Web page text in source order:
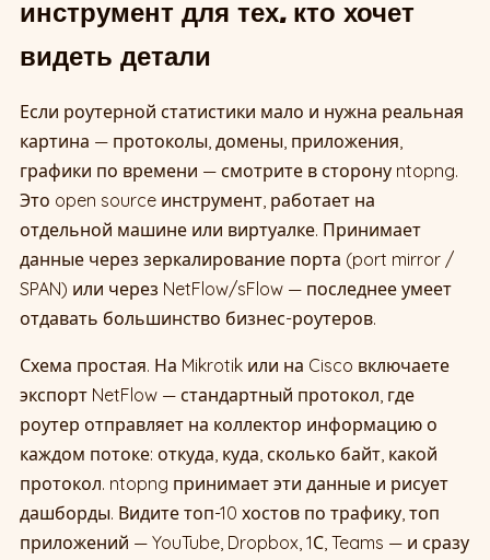
инструмент для тех, кто хочет
видеть детали
Если роутерной статистики мало и нужна реальная
картина — протоколы, домены, приложения,
графики по времени — смотрите в сторону ntopng.
Это open source инструмент, работает на
отдельной машине или виртуалке. Принимает
данные через зеркалирование порта (port mirror /
SPAN) или через NetFlow/sFlow — последнее умеет
отдавать большинство бизнес-роутеров.
Схема простая. На Mikrotik или на Cisco включаете
экспорт NetFlow — стандартный протокол, где
роутер отправляет на коллектор информацию о
каждом потоке: откуда, куда, сколько байт, какой
протокол. ntopng принимает эти данные и рисует
дашборды. Видите топ-10 хостов по трафику, топ
приложений — YouTube, Dropbox, 1С, Teams — и сразу